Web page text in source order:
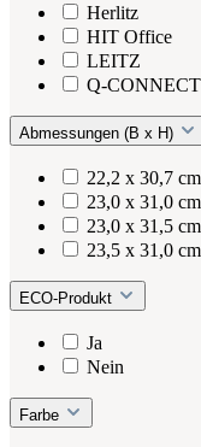
Herlitz
HIT Office
LEITZ
Q-CONNECT
Abmessungen (B x H)
22,2 x 30,7 cm
23,0 x 31,0 cm
23,0 x 31,5 cm
23,5 x 31,0 cm
ECO-Produkt
Ja
Nein
Farbe